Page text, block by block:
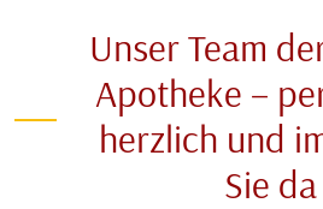
Unser Team
Apotheke –
herzlich und
Sie da